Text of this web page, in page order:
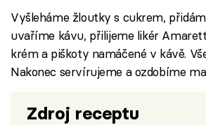
Vyšleháme žloutky s cukrem,
uvaříme kávu, přilijeme likér
krém a piškoty namáčené v kávě.
Nakonec servírujeme a ozdobíme
Zdroj receptu